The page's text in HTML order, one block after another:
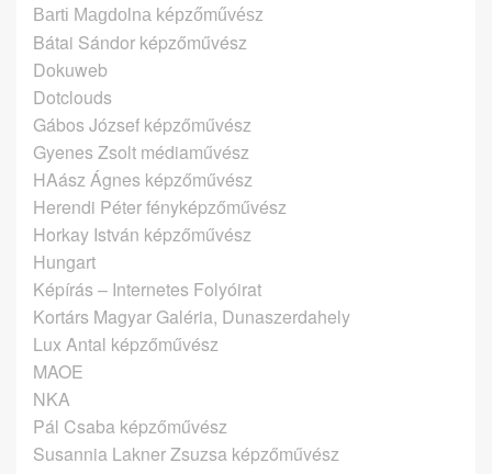
Barti Magdolna képzőművész
Bátai Sándor képzőművész
Dokuweb
Dotclouds
Gábos József képzőművész
Gyenes Zsolt médiaművész
HAász Ágnes képzőművész
Herendi Péter fényképzőművész
Horkay István képzőművész
Hungart
Képírás – Internetes Folyóirat
Kortárs Magyar Galéria, Dunaszerdahely
Lux Antal képzőművész
MAOE
NKA
Pál Csaba képzőművész
Susannia Lakner Zsuzsa képzőművész